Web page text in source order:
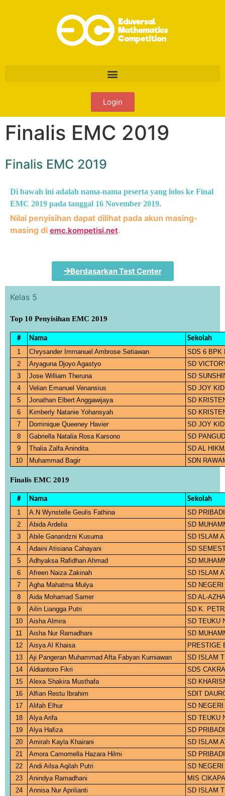
Login
Finalis EMC 2019
Finalis EMC 2019
Di bawah ini adalah nama-nama peserta yang lolos ke Final
EMC 2019 pada tanggal 16 November 2019.
Nilai penyisihan dapat dilihat pada akun masing-
masing di emc.kompetisi.net.
Berdasarkan Test Center
Kelas 5
Top 10 Penyisihan EMC 2019
# Nama
Sekolah
1
Chrysander Immanuel Ambrose Setiawan
SDS 6 BPK
2
Aryaguna Djoyo Agastyo
SD
3
Jose William Theruna
SD
4
Velian Emanuel Venansius
SD JOY
5
Jonathan Elbert Anggawijaya
SD
6
Kimberly Natanie Yohansyah
SD
7
Dominique Queeney Havier
SD JOY
8
Gabriella Natalia Rosa Karsono
SD
9
Thalia Zalfa Anindita
SD AL
10
Muhammad Bagir SDN
Finalis EMC 2019
# Nama
Sekolah
1
A.N Wynstelle Geulis Fathina
SD PRIBADI
2
Abida Ardelia
SD
3
Abile Ganaridzni Kusuma
SD ISLAM
4
Adaini Atisiana Cahayani
SD
5
Adhyaksa Rafidhan Ahmad
SD
6
Afreen Naiza Zakinah
SD ISLAM
7
Agha Mahatma Mulya
SD
8
Aida Mohamad Samer
SD AL-
9
Ailin Liangga Putri
SD K.
10
Aisha Almira
SD TEUKU
11
Aisha Nur Ramadhani
SD
12
Aisya Al Khaisa
PRESTIGE
13
Aji Pangeran Muhammad Afta Fabyan Kurniawan
SD ISLAM
14
Aldiantoro Fikri
SDS
15
Alexa Shakira Musthafa
SD
16
Alfian Restu Ibrahim
SDIT
17
Alifah Elhur
SD
18
Alya Arifa
SD TEUKU
19
Alya Hafiza
SD PRIBADI
20
Amirah Kayla Khairani
SD ISLAM
21
Amora Camomella Hazara Hilmi
SD PRIBADI
22
Andi Ailsa Aqilah Putri
SD
23
Anindya Ramadhani
MIS
24
Annisa Nur Aprilianti
SD ISLAM